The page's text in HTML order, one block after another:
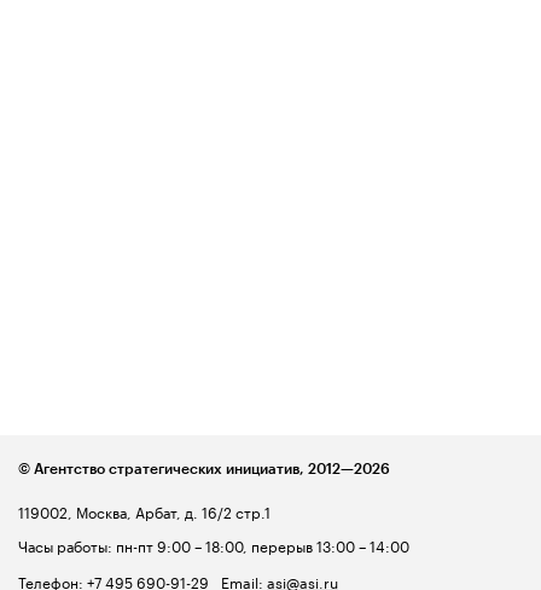
119002, Москва, Арбат, д. 16/2 стр.1
Часы работы: пн-пт 9:00 – 18:00, перерыв 13:00 – 14:00
Телефон: +7 495 690-91-29 Email: asi@asi.ru
© Агентство стратегических инициатив, 2012—2026